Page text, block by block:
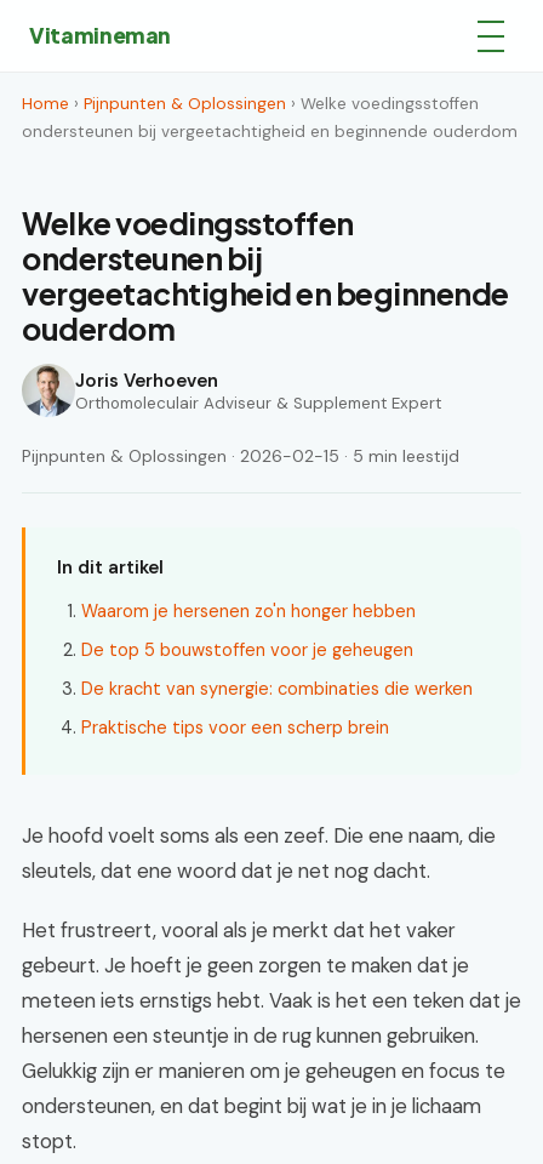
Vitamineman
Home › Pijnpunten & Oplossingen › Welke voedingsstoffen
ondersteunen bij vergeetachtigheid en beginnende ouderdom
Welke voedingsstoffen
ondersteunen bij
vergeetachtigheid en beginnende
ouderdom
Joris Verhoeven
Orthomoleculair Adviseur & Supplement Expert
Pijnpunten & Oplossingen · 2026-02-15 · 5 min leestijd
In dit artikel
Waarom je hersenen zo'n honger hebben
De top 5 bouwstoffen voor je geheugen
De kracht van synergie: combinaties die werken
Praktische tips voor een scherp brein
Je hoofd voelt soms als een zeef. Die ene naam, die
sleutels, dat ene woord dat je net nog dacht.
Het frustreert, vooral als je merkt dat het vaker
gebeurt. Je hoeft je geen zorgen te maken dat je
meteen iets ernstigs hebt. Vaak is het een teken dat je
hersenen een steuntje in de rug kunnen gebruiken.
Gelukkig zijn er manieren om je geheugen en focus te
ondersteunen, en dat begint bij wat je in je lichaam
stopt.